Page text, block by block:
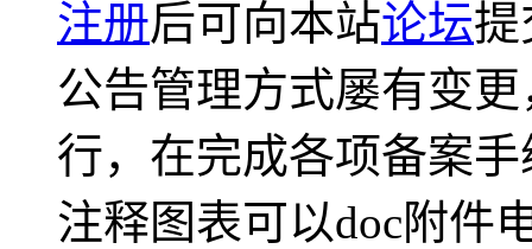
注册后可向本站论坛提
公告管理方式屡有变
行，在完成各项备案
注释图表可以doc附件